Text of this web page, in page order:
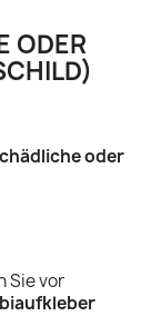
ODER
oder
Sie vor